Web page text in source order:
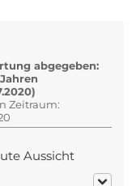
abgegeben:
Zeitraum:
Aussicht